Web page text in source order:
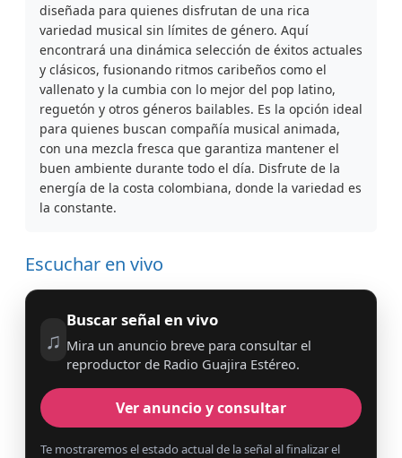
diseñada para quienes disfrutan de una rica
variedad musical sin límites de género. Aquí
encontrará una dinámica selección de éxitos actuales
y clásicos, fusionando ritmos caribeños como el
vallenato y la cumbia con lo mejor del pop latino,
reguetón y otros géneros bailables. Es la opción ideal
para quienes buscan compañía musical animada,
con una mezcla fresca que garantiza mantener el
buen ambiente durante todo el día. Disfrute de la
energía de la costa colombiana, donde la variedad es
la constante.
Escuchar en vivo
♫
Buscar señal en vivo
Mira un anuncio breve para consultar el
reproductor de Radio Guajira Estéreo.
Ver anuncio y consultar
Te mostraremos el estado actual de la señal al finalizar el